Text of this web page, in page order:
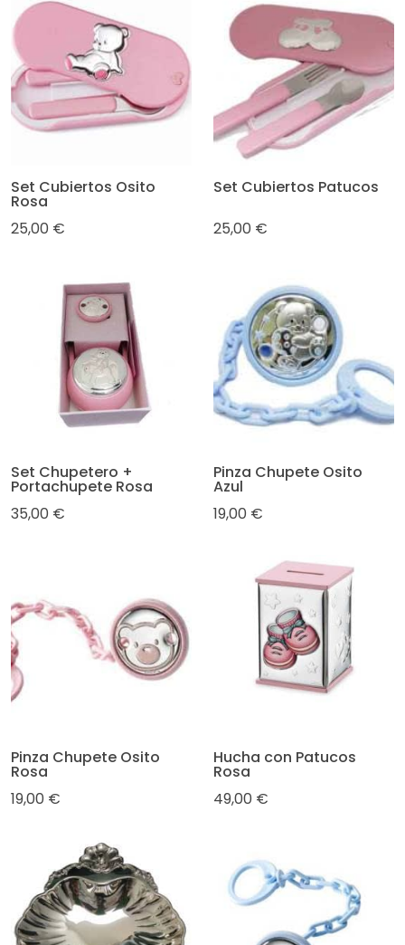
Set Cubiertos Osito
Rosa
25,00 €
Set Cubiertos Patucos
25,00 €
Set Chupetero +
Portachupete Rosa
35,00 €
Pinza Chupete Osito
Azul
19,00 €
Pinza Chupete Osito
Rosa
19,00 €
Hucha con Patucos
Rosa
49,00 €